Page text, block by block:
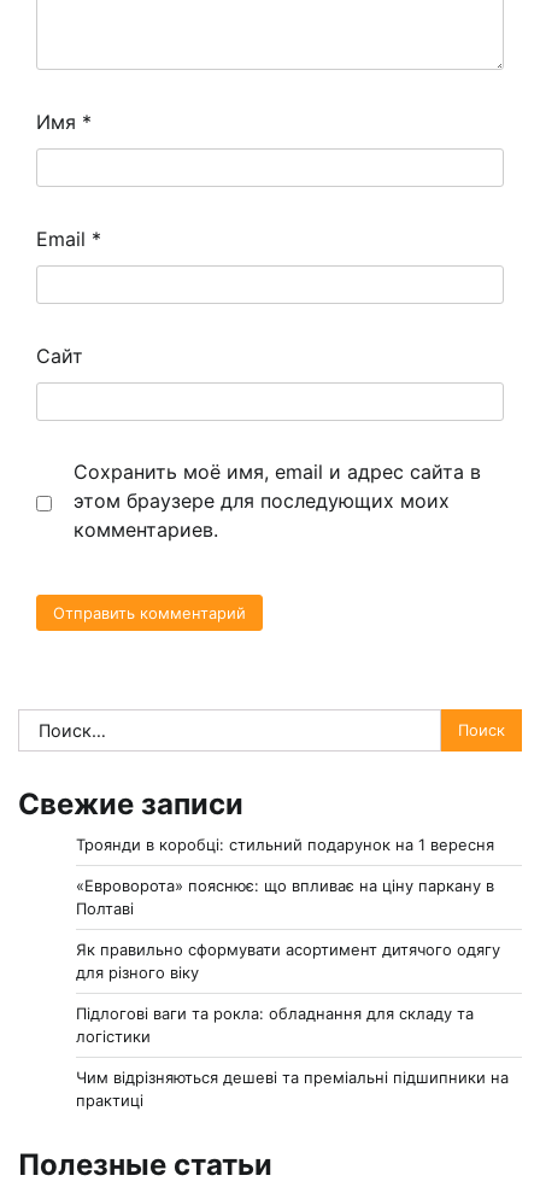
Имя *
Email *
Сайт
Сохранить моё имя, email и адрес сайта в
этом браузере для последующих моих
комментариев.
Найти:
Свежие записи
Троянди в коробці: стильний подарунок на 1 вересня
«Евроворота» пояснює: що впливає на ціну паркану в
Полтаві
Як правильно сформувати асортимент дитячого одягу
для різного віку
Підлогові ваги та рокла: обладнання для складу та
логістики
Чим відрізняються дешеві та преміальні підшипники на
практиці
Полезные статьи